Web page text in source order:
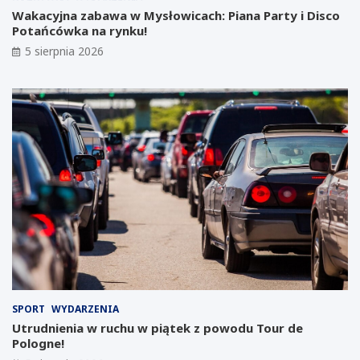
o
w
s
t
ć
w
i
e
ś
c
i
e
p
o
u
p
a
d
ł
y
m
i
a
w
J
w
o
z
n
i
c
k
i
m
L
a
b
o
r
a
t
o
Wakacyjna zabawa w Mysłowicach: Piana Party i Disco
Potańcówka na rynku!
5 sierpnia 2026
SPORT WYDARZENIA
Utrudnienia w ruchu w piątek z powodu Tour de
Pologne!